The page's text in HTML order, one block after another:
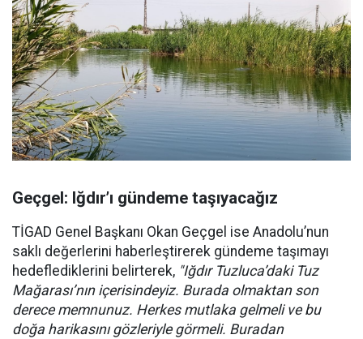
Geçgel: Iğdır’ı gündeme taşıyacağız
TİGAD Genel Başkanı Okan Geçgel ise Anadolu’nun
saklı değerlerini haberleştirerek gündeme taşımayı
hedeflediklerini belirterek, "Iğdır Tuzluca’daki Tuz
Mağarası’nın içerisindeyiz. Burada olmaktan son
derece memnunuz. Herkes mutlaka gelmeli ve bu
doğa harikasını gözleriyle görmeli. Buradan